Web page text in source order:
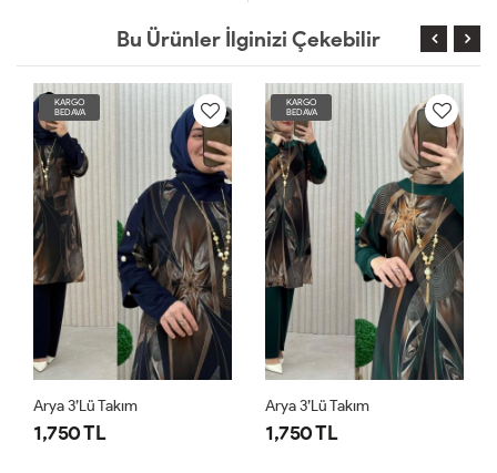
Bu Ürünler İlginizi Çekebilir
KARGO
BEDAVA
Arya 3’lü Takım
1,750 TL
KARGO
BEDAVA
Arya 3’lü Takım
1,750 TL